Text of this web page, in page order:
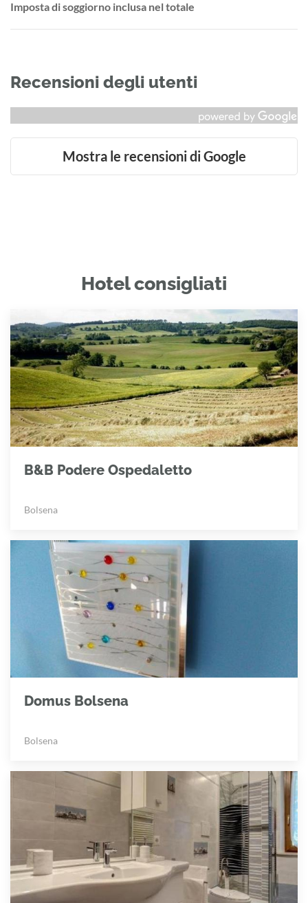
Imposta di soggiorno inclusa nel totale
Recensioni degli utenti
Mostra le recensioni di Google
Hotel consigliati
B&B Podere Ospedaletto
Bolsena
Domus Bolsena
Bolsena